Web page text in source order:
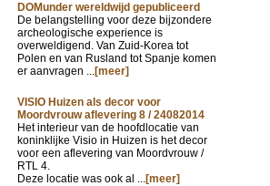
DOMunder wereldwijd gepubliceerd
De belangstelling voor deze bijzondere
archeologische experience is
overweldigend. Van Zuid-Korea tot
Polen en van Rusland tot Spanje komen
er aanvragen ...[meer]
VISIO Huizen als decor voor
Moordvrouw aflevering 8 / 24082014
Het interieur van de hoofdlocatie van
koninklijke Visio in Huizen is het decor
voor een aflevering van Moordvrouw /
RTL 4.
Deze locatie was ook al ...[meer]